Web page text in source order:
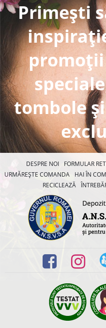
Primești
tombole
DESPRE NOI FORMULAR
URMĂREȘTE COMANDA
HAI ÎN
RECICLEAZĂ